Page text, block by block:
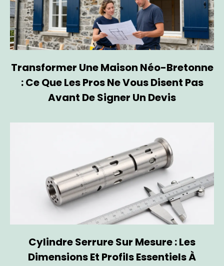
Transformer Une Maison Néo-Bretonne
: Ce Que Les Pros Ne Vous Disent Pas
Avant De Signer Un Devis
Cylindre Serrure Sur Mesure : Les
Dimensions Et Profils Essentiels À